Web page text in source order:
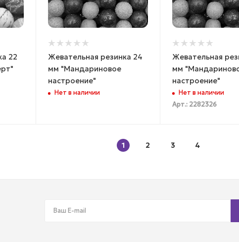
22
Жевательная резинка 24
мм "Мандариновое
настроение"
Нет в наличии
Жевательная
мм
настроение"
Нет в наличии
Арт.: 2282326
1 2 3 4